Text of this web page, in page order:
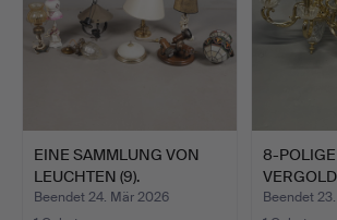
EINE SAMMLUNG VON
LEUCHTEN (9).
Beendet 24. Mär 2026
8-
UN…
Beendet